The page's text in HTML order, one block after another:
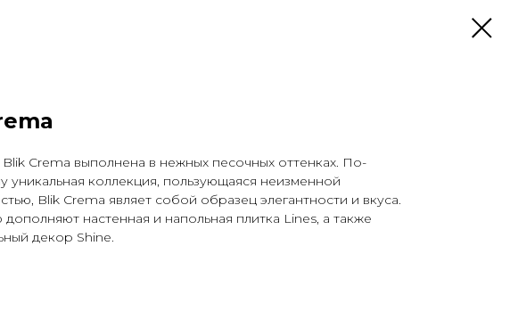
Crema выполнена в нежных песочных оттенках. По-
уникальная коллекция, пользующаяся неизменной
Blik Crema являет собой образец элегантности и вкуса.
настенная и напольная плитка Lines, а также
декор Shine.